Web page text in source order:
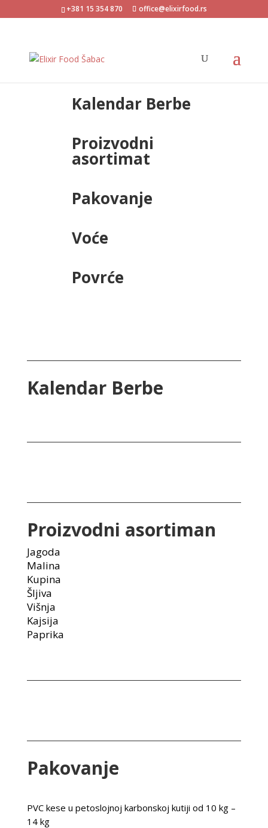
+381 15 354 870 office@elixirfood.rs
Kalendar Berbe
Proizvodni
asortimat
Pakovanje
Voće
Povrće
Kalendar Berbe
Proizvodni asortiman
Jagoda
Malina
Kupina
Šljiva
Višnja
Kajsija
Paprika
Pakovanje
PVC kese u petoslojnoj karbonskoj kutiji od 10 kg –
14 kg